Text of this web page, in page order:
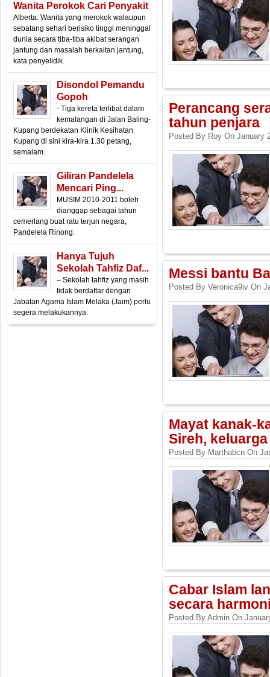
Wanita Perokok Cari Penyakit
Alberta: Wanita yang merokok walaupun
sebatang sehari berisiko tinggi meninggal
dunia secara tiba-tiba akibat serangan
jantung dan masalah berkaitan jantung,
kata penyelidik.
Disondol Pemandu
Gopoh
- Tiga kereta terlibat dalam
kemalangan di Jalan Baling-
Kupang berdekatan Klinik Kesihatan
Kupang di sini kira-kira 1.30 petang,
semalam.
Giliran Pandelela
Mencari Ping...
MUSIM 2010-2011 boleh
dianggap sebagai tahun
cemerlang buat ratu terjun negara,
Pandelela Rinong.
Hanya Tujuh
Sekolah Tahfiz Daf...
– Sekolah tahfiz yang masih
tidak berdaftar dengan
Jabatan Agama Islam Melaka (Jaim) perlu
segera melakukannya.
Perancang
tahun penjara
Posted By Roy On January
Messi bantu
Posted By Veronica9iv On
Mayat kanak-
Sireh,
Posted By Marthabcn On
Cabar Islam
secara
Posted By Admin On